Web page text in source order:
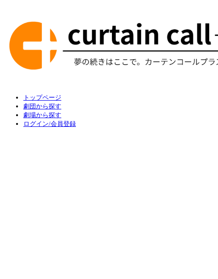
トップページ
劇団から探す
劇場から探す
ログイン/会員登録